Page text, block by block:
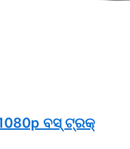
ବସ୍ ଟ୍ରକ୍